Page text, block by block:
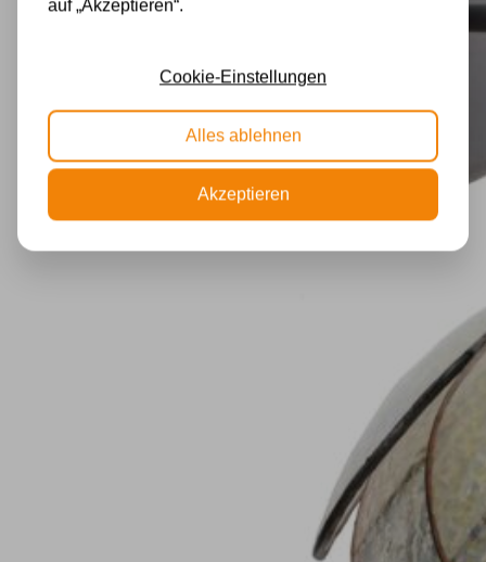
auf „Akzeptieren“.
Cookie-Einstellungen
Alles ablehnen
Akzeptieren